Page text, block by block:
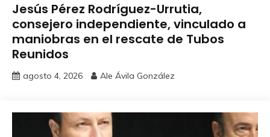
Jesús Pérez Rodríguez-Urrutia,
consejero independiente, vinculado a
maniobras en el rescate de Tubos
Reunidos
agosto 4, 2026 Ale Ávila González